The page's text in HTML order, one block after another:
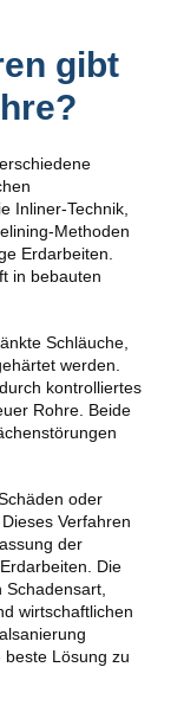
gibt
Inliner-Technik,
Methoden
Erdarbeiten.
in bebauten
Schläuche,
werden.
kontrolliertes
Rohre. Beide
oder
Verfahren
der
Die
wirtschaftlichen
Lösung zu